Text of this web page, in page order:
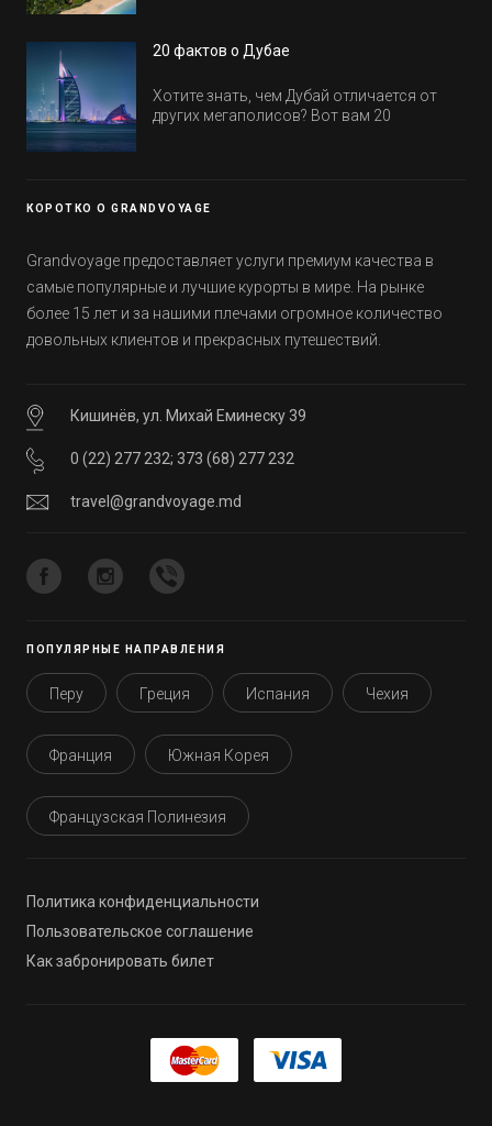
обычно на первые заезды дают промо-
20 фактов о Дубае
Хотите знать, чем Дубай отличается от
других мегаполисов? Вот вам 20
КОРОТКО О GRANDVOYAGE
Grandvoyage предоставляет услуги премиум качества в
самые популярные и лучшие курорты в мире. На рынке
более 15 лет и за нашими плечами огромное количество
довольных клиентов и прекрасных путешествий.
Кишинёв, ул. Михай Еминеску 39
0 (22) 277 232; 373 (68) 277 232
travel@grandvoyage.md
ПОПУЛЯРНЫЕ НАПРАВЛЕНИЯ
Перу Греция Испания Чехия
Франция Южная Корея
Французская Полинезия
Политика конфиденциальности
Пользовательское соглашение
Как забронировать билет